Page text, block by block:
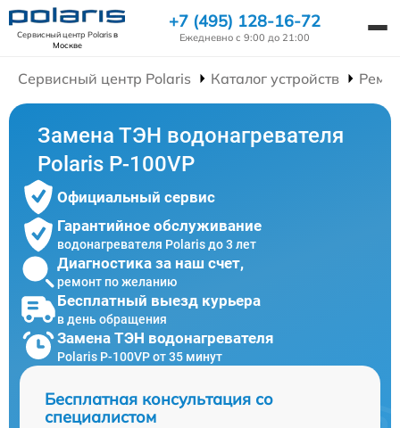
Сервисный центр Polarisв
Москве
+7 (495) 128-16-72
Ежедневно с 9:00 до 21:00
Сервисный центр Polaris Каталог устройств
Замена ТЭН водонагревателя
Polaris P-100VP
Официальный сервис
Гарантийное обслуживание
водонагревателя Polaris до 3 лет
Диагностика за наш счет,
ремонт по желанию
Бесплатный выезд курьера
в день обращения
Замена ТЭН водонагревателя
Polaris P-100VP от 35 минут
Бесплатная консультация со
специалистом